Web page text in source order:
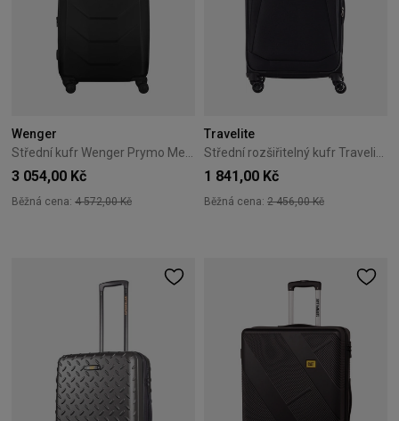
Wenger
3 054,00 Kč
Běžná cena: 4 572,00 Kč
Travelite
1 841,00 Kč
Běžná cena: 2 456,00 Kč